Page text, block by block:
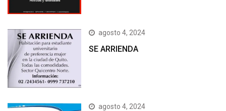
agosto 4, 2024
SE ARRIENDA
agosto 4, 2024